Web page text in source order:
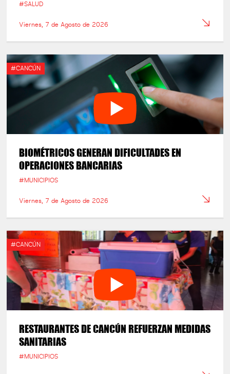
#SALUD
Viernes, 7 de Agosto de 2026
#CANCÚN
BIOMÉTRICOS GENERAN DIFICULTADES EN
OPERACIONES BANCARIAS
#MUNICIPIOS
Viernes, 7 de Agosto de 2026
#CANCÚN
RESTAURANTES DE CANCÚN REFUERZAN MEDIDAS
SANITARIAS
#MUNICIPIOS